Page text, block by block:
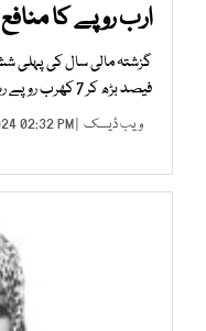
ارب روپے کا منافع
فیصد بڑھ کر 7 کھرب روپے رہی
ویب ڈیسک | DEC 18, 2024 02:32 PM |